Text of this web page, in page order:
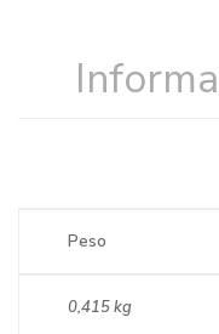
Peso
0,415 kg